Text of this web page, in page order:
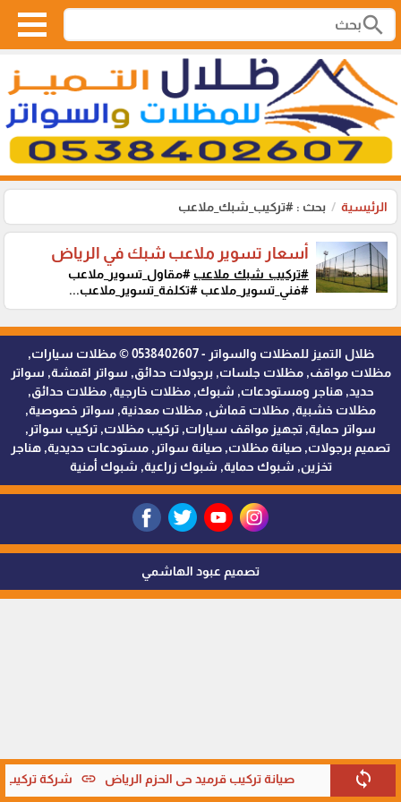
search
الرئيسية بحث : #تركيب_شبك_ملاعب
sync صيانة تركيب قرميد حي الحزم الرياض link شركة تركيب
أسعار تسوير ملاعب شبك في الرياض
#تركيب_شبك_ملاعب #مقاول_تسوير_ملاعب
#فني_تسوير_ملاعب #تكلفة_تسوير_ملاعب...
ظلال التميز للمظلات والسواتر - 0538402607 © مظلات سيارات,
مظلات مواقف, مظلات جلسات, برجولات حدائق, سواتر اقمشة, سواتر
حديد, هناجر ومستودعات, شبوك, مظلات خارجية, مظلات حدائق,
مظلات خشبية, مظلات قماش, مظلات معدنية, سواتر خصوصية,
سواتر حماية, تجهيز مواقف سيارات, تركيب مظلات, تركيب سواتر,
تصميم برجولات, صيانة مظلات, صيانة سواتر, مستودعات حديدية, هناجر
تخزين, شبوك حماية, شبوك زراعية, شبوك أمنية
تصميم عبود الهاشمي